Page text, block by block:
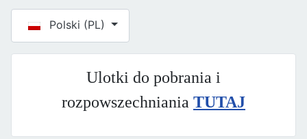
Wybierz swój język
Polski (PL)
Ulotki do pobrania i
rozpowszechniania TUTAJ